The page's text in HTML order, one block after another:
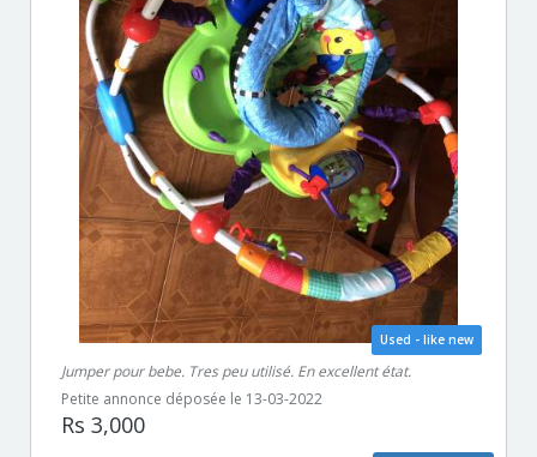
Used - like new
Jumper pour bebe. Tres peu utilisé. En excellent état.
Petite annonce déposée le 13-03-2022
Rs 3,000